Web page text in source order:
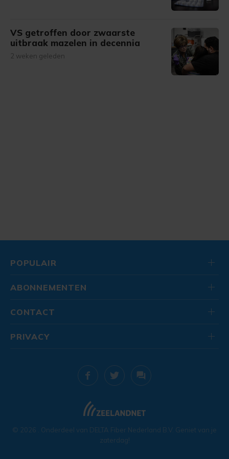
VS getroffen door zwaarste
uitbraak mazelen in decennia
2 weken geleden
POPULAIR
ABONNEMENTEN
CONTACT
© 2026 . Onderdeel van DELTA Fiber Nederland B.V. Geniet van je
zaterdag!
PRIVACY